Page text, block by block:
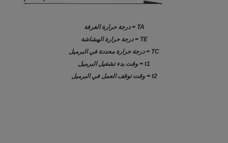
TA = درجة حرارة الغرفة
TE = درجة حرارة الهشاشة
TC = درجة حرارة محددة في البرميل
t1 = وقت بدء تشغيل البرميل
t2 = وقت توقف العمل في البرميل